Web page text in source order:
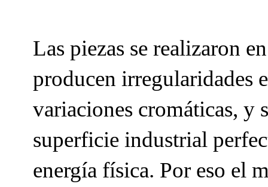
Las piezas se realizaron
producen irregularidades
variaciones cromáticas, y
superficie industrial
energía física. Por eso el